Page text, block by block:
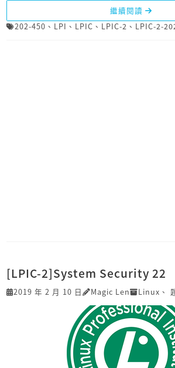
繼續閱讀
202-450 、 LPI 、 LPIC 、 LPIC-2 、 LPIC-2-
[LPIC-2]System Security 22
2019 年 2 月 10 日 Magic Len Linux 、